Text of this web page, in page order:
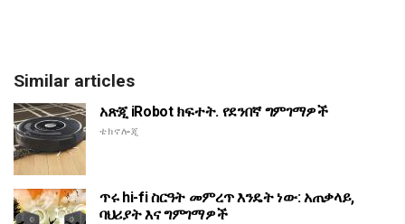
Similar articles
አጽጂ iRobot ክፍተት. የደንበኛ ግምገማዎች
ቴክኖሎጂ
ጥሩ hi-fi ስርዓት መምረጥ እንዴት ነው: አጠቃላይ,
ባህሪያት እና ግምገማዎች